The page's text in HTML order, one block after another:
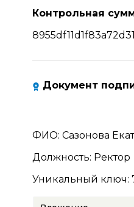
Контрольная
Документ
ФИО: Сазонова
Должность: Ректор
Уникальный ключ: